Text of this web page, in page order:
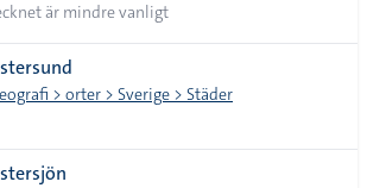
är mindre vanligt
> orter > Sverige > Städer